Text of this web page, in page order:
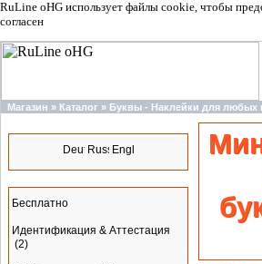
RuLine oHG использует файлы cookie, чтобы
согласен
Магазин » Каталог » Буквы - Наклейки для любых
Бесплатно
Идентификация & Аттестация
(2)